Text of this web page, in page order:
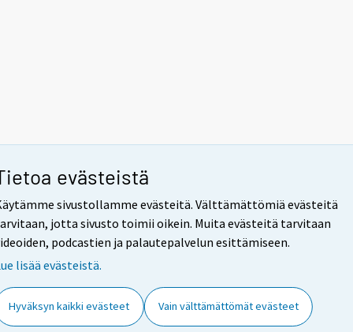
evästeistä
sivustollamme evästeitä. Välttämättömiä evästeitä
jotta sivusto toimii oikein. Muita evästeitä tarvitaan
podcastien ja palautepalvelun esittämiseen.
lisää evästeistä.
Hyväksyn kaikki evästeet Vain välttämättömät evästeet